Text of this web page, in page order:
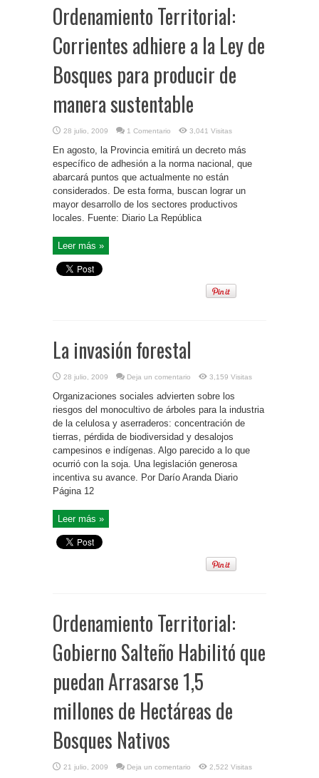
Ordenamiento Territorial:
Corrientes adhiere a la Ley de
Bosques para producir de
manera sustentable
28 julio, 2009 1 Comentario 3,041 Visitas
En agosto, la Provincia emitirá un decreto más
específico de adhesión a la norma nacional, que
abarcará puntos que actualmente no están
considerados. De esta forma, buscan lograr un
mayor desarrollo de los sectores productivos
locales. Fuente: Diario La República
Leer más »
La invasión forestal
28 julio, 2009 Deja un comentario 3,159 Visitas
Organizaciones sociales advierten sobre los
riesgos del monocultivo de árboles para la industria
de la celulosa y aserraderos: concentración de
tierras, pérdida de biodiversidad y desalojos
campesinos e indígenas. Algo parecido a lo que
ocurrió con la soja. Una legislación generosa
incentiva su avance. Por Darío Aranda Diario
Página 12
Leer más »
Ordenamiento Territorial:
Gobierno Salteño Habilitó que
puedan Arrasarse 1,5
millones de Hectáreas de
Bosques Nativos
21 julio, 2009 Deja un comentario 2,522 Visitas